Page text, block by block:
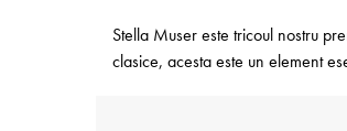
Stella Muser este tricoul nostru
clasice, acesta este un element